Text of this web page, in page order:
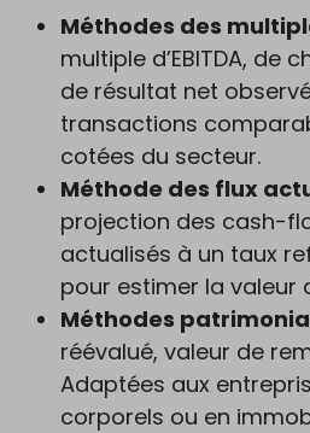
Méthodes des
multiple d’EBITDA, de
de résultat net
transactions
cotées du secteur.
Méthode des flux
projection des cash-
actualisés à un taux
pour estimer la valeur
Méthodes
réévalué, valeur de
Adaptées aux
corporels ou en